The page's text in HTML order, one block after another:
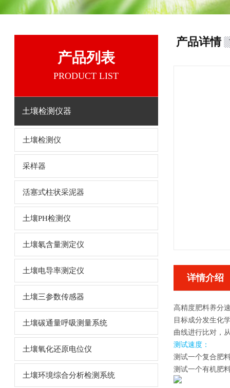
产品列表
PRODUCT LIST
土壤检测仪器
土壤检测仪
采样器
活塞式柱状采泥器
土壤PH检测仪
土壤氡含量测定仪
土壤电导率测定仪
土壤三参数传感器
土壤碳通量呼吸测量系统
土壤氧化还原电位仪
土壤环境综合分析检测系统
产品详情
详情介绍
高精度肥料养分
目标成分发生化
曲线进行比对，
测试速度：
测试一个复合肥
测试一个有机肥